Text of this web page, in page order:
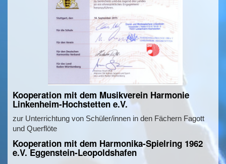
Kooperation mit dem Musikverein Harmonie
Linkenheim-Hochstetten e.V.
zur Unterrichtung von Schüler/innen in den Fächern Fagott
und Querflöte
Kooperation mit dem Harmonika-Spielring 1962
e.V. Eggenstein-Leopoldshafen